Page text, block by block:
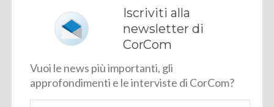
Iscriviti alla
newsletter di
CorCom
Vuoi le news più importanti, gli
approfondimenti e le interviste di CorCom?